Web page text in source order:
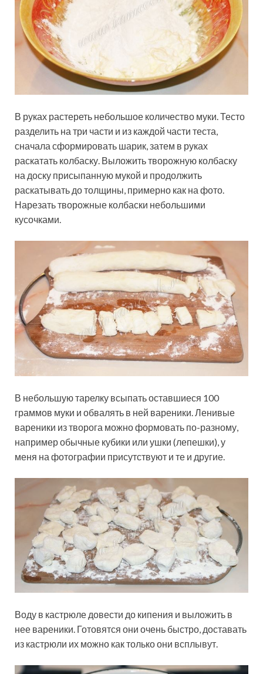
В руках растереть небольшое количество муки. Тесто
разделить на три части и из каждой части теста,
сначала сформировать шарик, затем в руках
раскатать колбаску. Выложить творожную колбаску
на доску присыпанную мукой и продолжить
раскатывать до толщины, примерно как на фото.
Нарезать творожные колбаски небольшими
кусочками.
В небольшую тарелку всыпать оставшиеся 100
граммов муки и обвалять в ней вареники. Ленивые
вареники из творога можно формовать по-разному,
например обычные кубики или ушки (лепешки), у
меня на фотографии присутствуют и те и другие.
Воду в кастрюле довести до кипения и выложить в
нее вареники. Готовятся они очень быстро, доставать
из кастрюли их можно как только они всплывут.